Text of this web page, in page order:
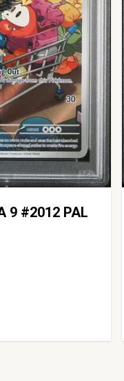
9 #2012 PAL